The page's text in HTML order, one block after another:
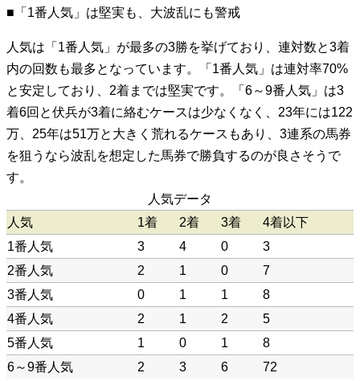
■「1番人気」は堅実も、大波乱にも警戒
人気は「1番人気」が最多の3勝を挙げており、連対数と3着
内の回数も最多となっています。「1番人気」は連対率70%
と安定しており、2着までは堅実です。「6～9番人気」は3
着6回と伏兵が3着に絡むケースは少なくなく、23年には122
万、25年は51万と大きく荒れるケースもあり、3連系の馬券
を狙うなら波乱を想定した馬券で勝負するのが良さそうで
す。
人気データ
人気
1着 2着 3着
4着以下
1番人気
3 4 0
3
2番人気
2 1 0
7
3番人気
0 1 1
8
4番人気
2 1 2
5
5番人気
1 0 1
8
6～9番人気
2 3 6
72